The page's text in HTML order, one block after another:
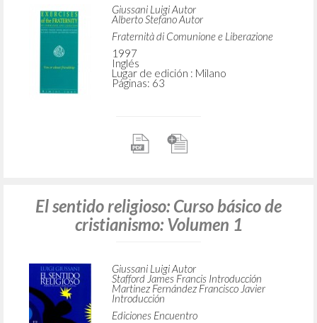
Giussani Luigi Autor
Alberto Stefano Autor
Fraternità di Comunione e Liberazione
1997
Inglés
Lugar de edición : Milano
Páginas: 63
El sentido religioso: Curso básico de
cristianismo: Volumen 1
Giussani Luigi Autor
Stafford James Francis Introducción
Martinez Fernández Francisco Javier
Introducción
Ediciones Encuentro